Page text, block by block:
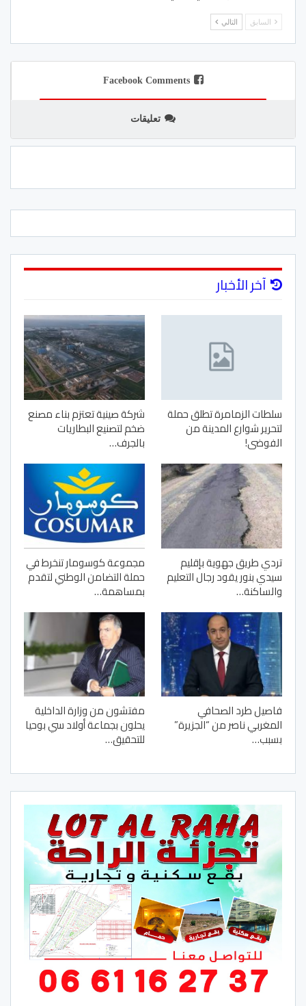
السابق التالي
Facebook Comments
تعليقات
آخر الأخبار
سلطات الزمامرة تطلق حملة
لتحرير شوارع المدينة من
الفوضى!
شركة صينية تعتزم بناء مصنع
ضخم لتصنيع البطاريات
بالجرف…
تردي طريق جهوية بإقليم
سيدي بنور يقود رجال التعليم
والساكنة…
مجموعة كوسومار تنخرط في
حملة التضامن الوطني لتقدم
بمساهمة…
فاصيل طرد الصحافي
المغربي ناصر من “الجزيرة”
بسبب…
مفتشون من وزارة الداخلية
يحلون بجماعة أولاد سي بوحيا
للتحقيق…